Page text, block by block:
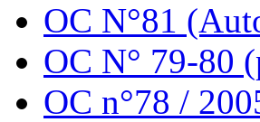
OC N°81
OC N° 79-80
OC n°78 /